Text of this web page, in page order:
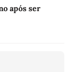
após ser